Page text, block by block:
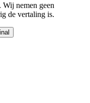
Wij nemen geen
de vertaling is.